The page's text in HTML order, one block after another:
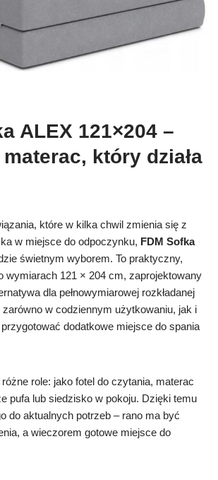
ALEX 121×204 –
materac, który działa
które w kilka chwil zmienia się z
w miejsce do odpoczynku, FDM Sofka
świetnym wyborem. To praktyczny,
wymiarach 121 × 204 cm, zaprojektowany
dla pełnowymiarowej rozkładanej
w codziennym użytkowaniu, jak i
dodatkowe miejsce do spania
różne role: jako fotel do czytania, materac
pufa lub siedzisko w pokoju. Dzięki temu
do aktualnych potrzeb – rano ma być
a wieczorem gotowe miejsce do